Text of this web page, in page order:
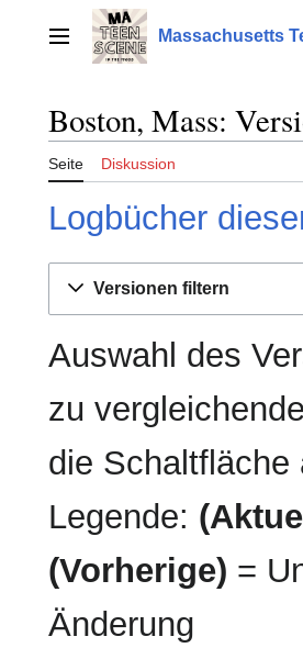
springenHauptmenü Massachusetts
Boston, Mass:
Seite Diskussion
Logbücher
Versionen filtern
Auswahl des
zu
die Schaltfläche
Legende:
(Vorherige) =
Änderung